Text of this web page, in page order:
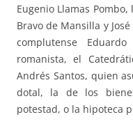
Eugenio Llamas
Bravo de Mansilla y
complutense
romanista, el
Andrés Santos, quien
dotal, la de los
potestad, o la hipoteca